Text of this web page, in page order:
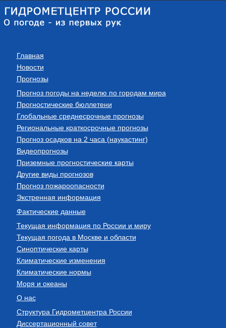
Главная
Новости
Прогнозы
Прогноз погоды на неделю по городам мира
Прогностические бюллетени
Глобальные среднесрочные прогнозы
Региональные краткосрочные прогнозы
Прогноз осадков на 2 часа (наукастинг)
Видеопрогнозы
Приземные прогностические карты
Другие виды прогнозов
Прогноз пожароопасности
Экстренная информация
Фактические данные
Текущая информация по России и миру
Текущая погода в Москве и области
Синоптические карты
Климатические изменения
Климатические нормы
Моря и океаны
О нас
Структура Гидрометцентра России
Диссертационный совет